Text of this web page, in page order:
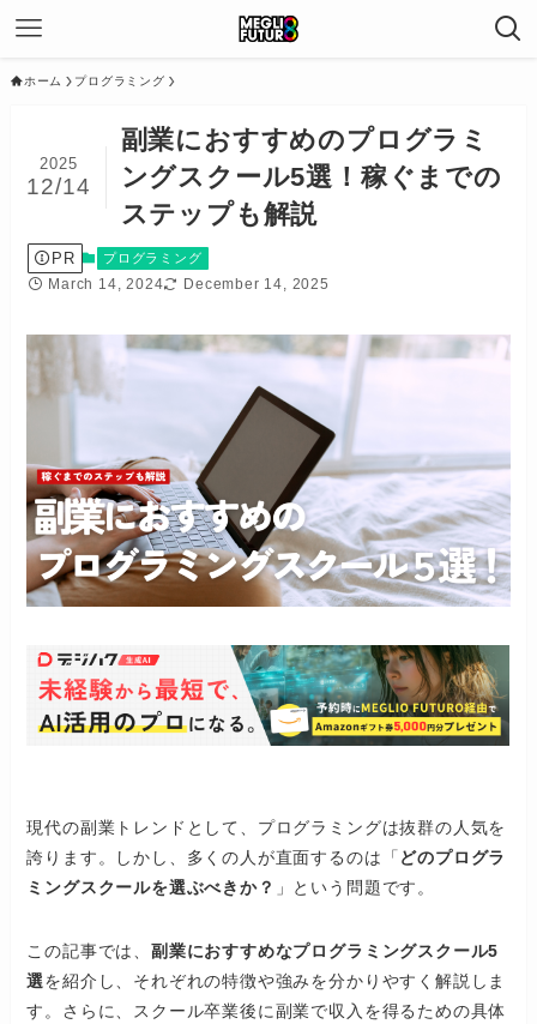
ホーム プログラミング
副業におすすめのプログラミ
ングスクール5選！稼ぐまでの
ステップも解説
2025
12/14
PR プログラミング
March 14, 2024 December 14, 2025
現代の副業トレンドとして、プログラミングは抜群の人気を
誇ります。しかし、多くの人が直面するのは「 どのプログラ
ミングスクールを選ぶべきか？ 」という問題です。
この記事では、副業におすすめなプログラミングスクール5
選を紹介し、それぞれの特徴や強みを分かりやすく解説しま
す。さらに、スクール卒業後に副業で収入を得るための具体